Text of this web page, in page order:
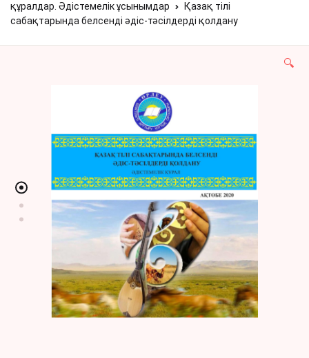
құралдар. Әдістемелік ұсынымдар
Қазақ тілі
сабақтарында белсенді әдіс-тәсілдерді қолдану
🔍